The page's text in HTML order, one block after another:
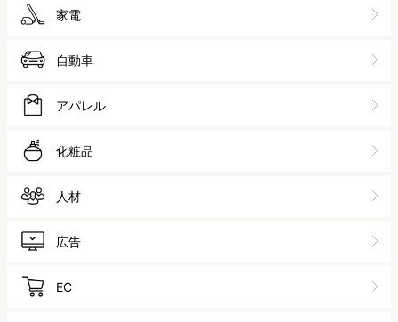
家電
自動車
アパレル
化粧品
人材
広告
EC